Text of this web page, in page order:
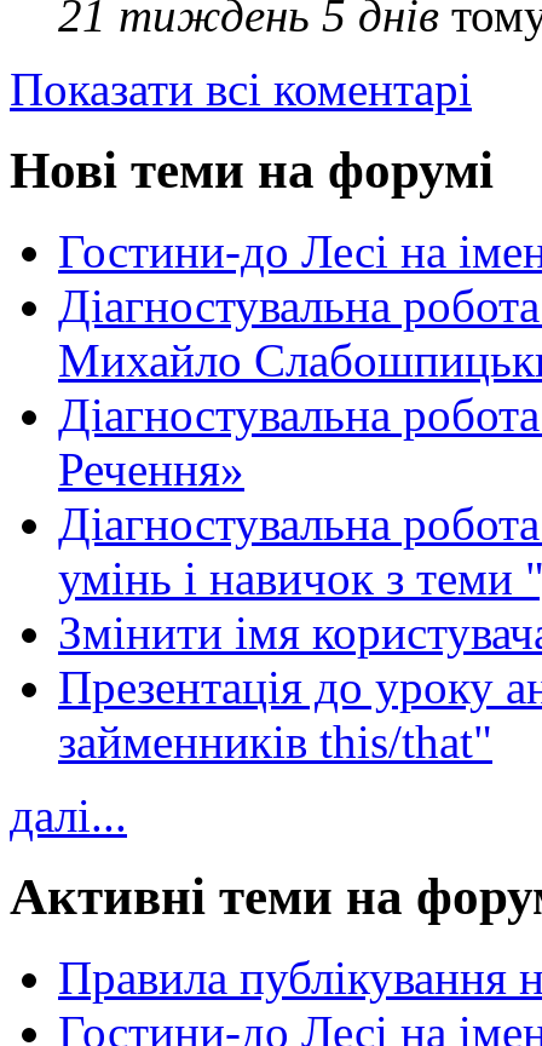
21 тиждень 5 днів
Показати всі коментарі
Нові теми на форумі
Гостини-до Лесі на
Діагностувальна
Михайло
Діагностувальна
Речення»
Діагностувальна
умінь і навичок з теми
Змінити імя
Презентація до уроку
займенників this/that"
далі...
Активні теми на
Правила публікування
Гостини-до Лесі на